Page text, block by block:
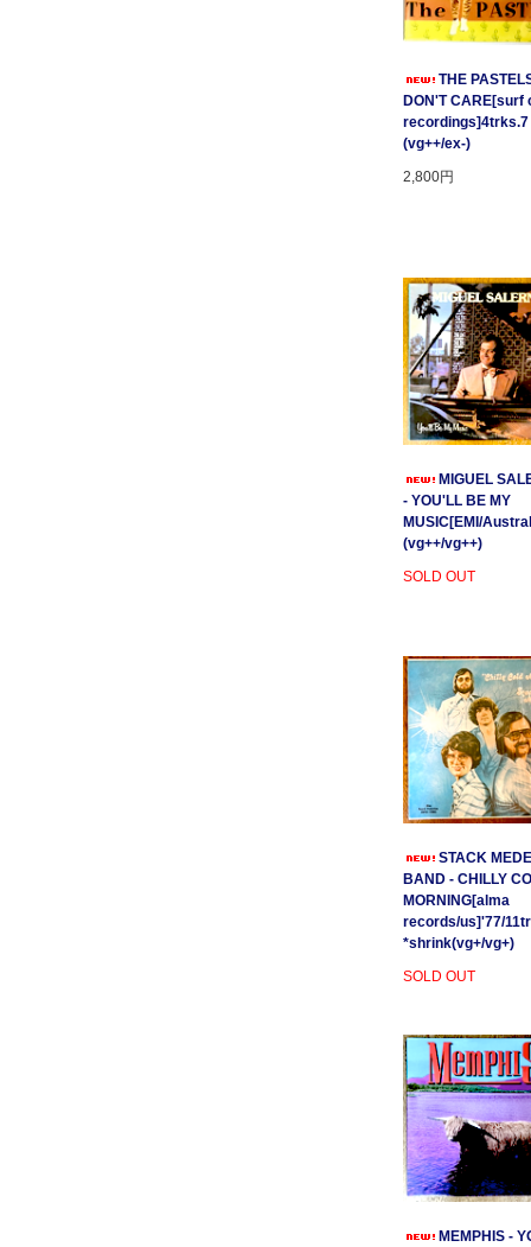
THE
DON'T CARE[surf
recordings]4trks.7
(vg++/ex-)
2,800円
MIGUEL
- YOU'LL BE MY
MUSIC[EMI/
(vg++/vg++)
SOLD OUT
STACK
BAND - CHILLY
MORNING[alma
records/us]'77/
*shrink(vg+/vg+)
SOLD OUT
MEMPHIS -